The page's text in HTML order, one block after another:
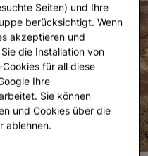
Seiten) und Ihre
berücksichtigt. Wenn
akzeptieren und
die Installation von
für all diese
Ihre
Sie können
und Cookies über die
ablehnen.